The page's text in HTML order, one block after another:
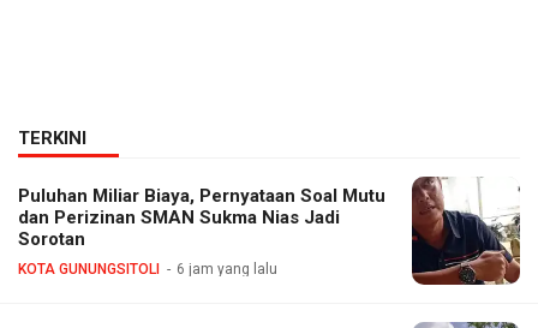
TERKINI
Puluhan Miliar Biaya, Pernyataan Soal Mutu
dan Perizinan SMAN Sukma Nias Jadi
Sorotan
KOTA GUNUNGSITOLI 6 jam yang lalu